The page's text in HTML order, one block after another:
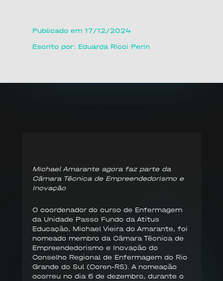
Publicado em 17/12/2024
Escrito por: Eduarda Ricci Perin
Michael Amarante agora faz parte da
Câmara Técnica de Empreendedorismo e
Inovação
O coordenador do curso de Enfermagem
da Unidade Passo Fundo da Atitus
Educação, Michael Vieira do Amarante, foi
nomeado membro da Câmara Técnica de
Empreendedorismo e Inovação do
Conselho Regional de Enfermagem do Rio
Grande do Sul (Coren-RS). A nomeação
ocorreu no dia 6 de dezembro, durante o